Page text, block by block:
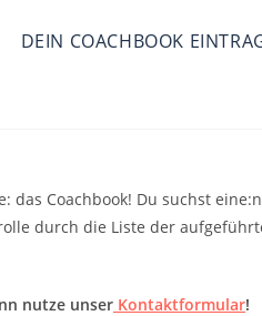
DEIN COACHBOOK
Coachbook! Du suchst
durch die Liste der
nutze unser Kontaktformular!